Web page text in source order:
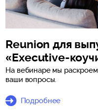
Reunion для
«Executive-
На вебинаре мы
ваши вопросы.
Подробнее